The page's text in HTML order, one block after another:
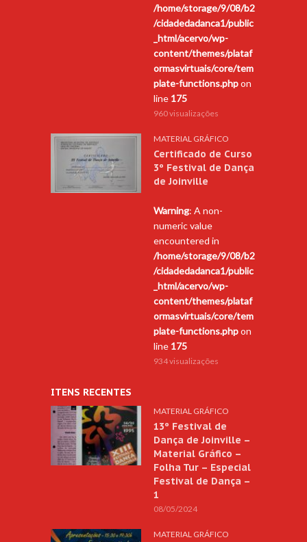
/home/storage/9/08/b2
/cidadedadanca1/public
_html/acervo/wp-
content/themes/plataf
ormasvirtuais/core/tem
plate-functions.phpon
line 175
960 visualizações
MATERIAL GRÁFICO
Certificado de Curso
3º Festival de Dança
de Joinville
Warning: A non-
numeric value
encountered in
/home/storage/9/08/b2
/cidadedadanca1/public
_html/acervo/wp-
content/themes/plataf
ormasvirtuais/core/tem
plate-functions.phpon
line 175
934 visualizações
ITENS RECENTES
MATERIAL GRÁFICO
13º Festival de
Dança de Joinville –
Material Gráfico –
Folha Tur – Especial
Festival de Dança –
1
08/05/2024
MATERIAL GRÁFICO